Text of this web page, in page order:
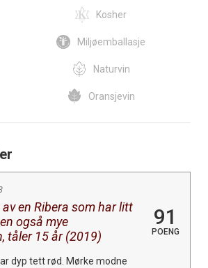
Kosher
Miljøemballasje
Naturvin
Oransjevin
en Ribera som har litt
også mye
tåler 15 år (2019)
91
POENG
dyp tett rød. Mørke modne